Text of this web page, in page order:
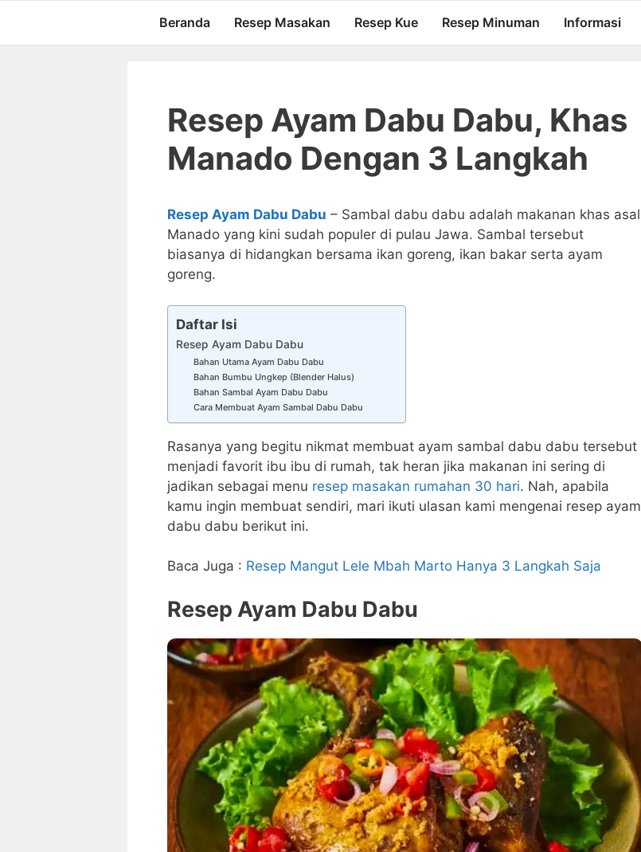
isi
Beranda Resep Masakan Resep Kue Resep Minuman Informasi
Resep Ayam Dabu Dabu, Khas
Manado Dengan 3 Langkah
Resep Ayam Dabu Dabu – Sambal dabu dabu adalah makanan khas asal
Manado yang kini sudah populer di pulau Jawa. Sambal tersebut
biasanya di hidangkan bersama ikan goreng, ikan bakar serta ayam
goreng.
Daftar Isi
Resep Ayam Dabu Dabu
Bahan Utama Ayam Dabu Dabu
Bahan Bumbu Ungkep (Blender Halus)
Bahan Sambal Ayam Dabu Dabu
Cara Membuat Ayam Sambal Dabu Dabu
Rasanya yang begitu nikmat membuat ayam sambal dabu dabu tersebut
menjadi favorit ibu ibu di rumah, tak heran jika makanan ini sering di
jadikan sebagai menu resep masakan rumahan 30 hari. Nah, apabila
kamu ingin membuat sendiri, mari ikuti ulasan kami mengenai resep ayam
dabu dabu berikut ini.
Baca Juga : Resep Mangut Lele Mbah Marto Hanya 3 Langkah Saja
Resep Ayam Dabu Dabu